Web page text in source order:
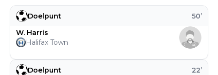
Doelpunt 22’
Doelpunt 50’
W. Harris
Halifax Town